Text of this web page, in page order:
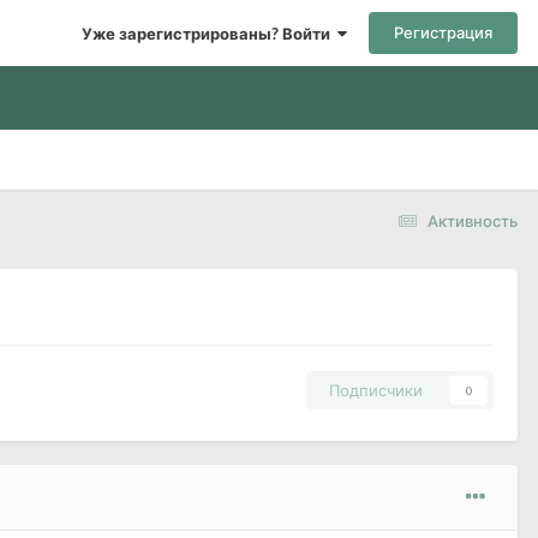
Уже зарегистрированы? Войти Регистрация
Активность
Подписчики 0